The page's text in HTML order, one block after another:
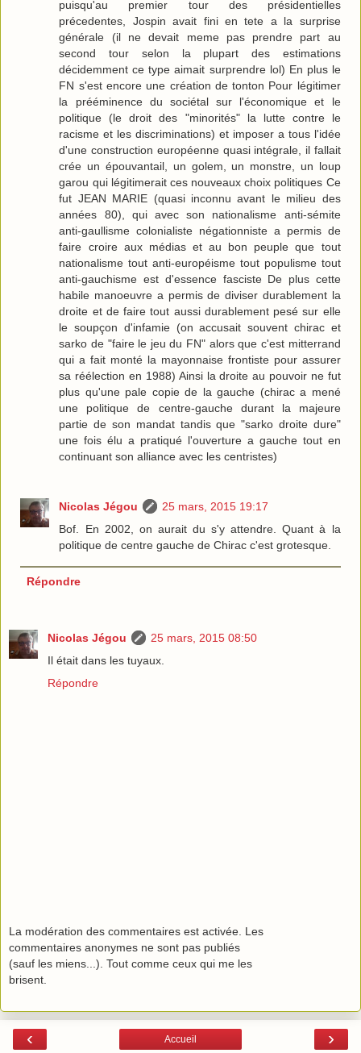
puisqu'au premier tour des présidentielles
précedentes, Jospin avait fini en tete a la surprise
générale (il ne devait meme pas prendre part au
second tour selon la plupart des estimations
décidemment ce type aimait surprendre lol) En plus le
FN s'est encore une création de tonton Pour légitimer
la prééminence du sociétal sur l'économique et le
politique (le droit des "minorités" la lutte contre le
racisme et les discriminations) et imposer a tous l'idée
d'une construction européenne quasi intégrale, il fallait
crée un épouvantail, un golem, un monstre, un loup
garou qui légitimerait ces nouveaux choix politiques Ce
fut JEAN MARIE (quasi inconnu avant le milieu des
années 80), qui avec son nationalisme anti-sémite
anti-gaullisme colonialiste négationniste a permis de
faire croire aux médias et au bon peuple que tout
nationalisme tout anti-européisme tout populisme tout
anti-gauchisme est d'essence fasciste De plus cette
habile manoeuvre a permis de diviser durablement la
droite et de faire tout aussi durablement pesé sur elle
le soupçon d'infamie (on accusait souvent chirac et
sarko de "faire le jeu du FN" alors que c'est mitterrand
qui a fait monté la mayonnaise frontiste pour assurer
sa réélection en 1988) Ainsi la droite au pouvoir ne fut
plus qu'une pale copie de la gauche (chirac a mené
une politique de centre-gauche durant la majeure
partie de son mandat tandis que "sarko droite dure"
une fois élu a pratiqué l'ouverture a gauche tout en
continuant son alliance avec les centristes)
Nicolas Jégou
25 mars, 2015 19:17
Bof. En 2002, on aurait du s'y attendre. Quant à la
politique de centre gauche de Chirac c'est grotesque.
Répondre
Nicolas Jégou
25 mars, 2015 08:50
Il était dans les tuyaux.
Répondre
La modération des commentaires est activée. Les
commentaires anonymes ne sont pas publiés
(sauf les miens...). Tout comme ceux qui me les
brisent.
‹ ›
Accueil